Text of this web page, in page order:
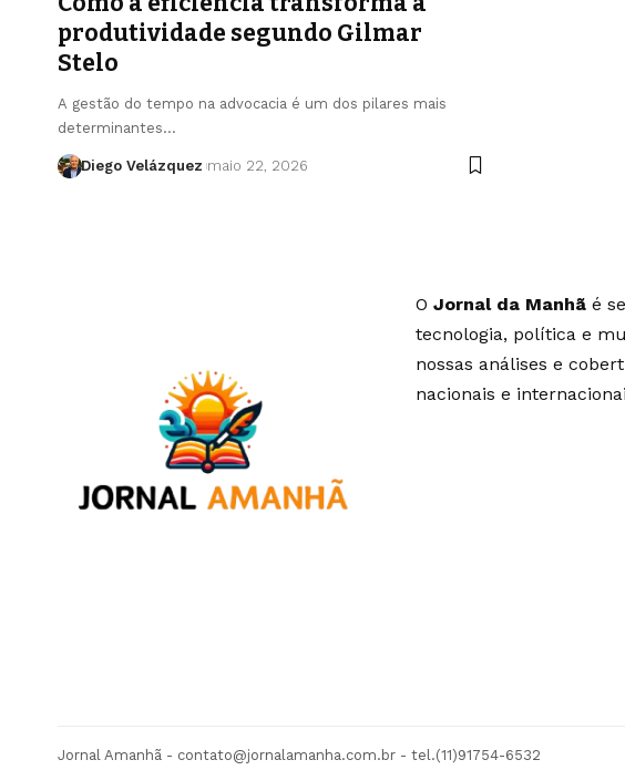
produtividade segundo Gilmar
Stelo
A gestão do tempo na advocacia é um dos pilares mais
determinantes…
Diego Velázquez maio 22, 2026
O Jornal da Manhãé
tecnologia, política e
nossas análises e
nacionais e
Jornal Amanhã - contato@jornalamanha.com.br - tel.(11)91754-6532